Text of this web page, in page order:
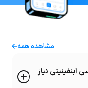
مشاهده همه
اینفینیتی نیاز